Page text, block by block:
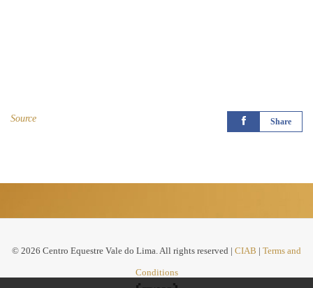
Source Share
© 2026 Centro Equestre Vale do Lima. All rights reserved | CIAB | Terms and
Conditions